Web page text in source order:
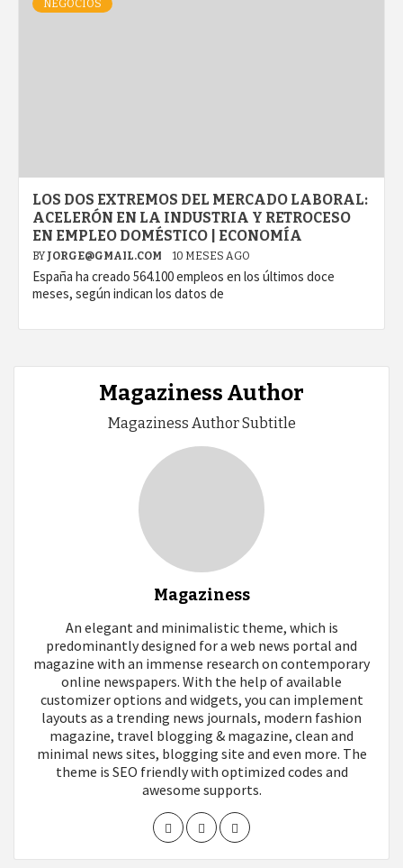
NEGOCIOS
LOS DOS EXTREMOS DEL MERCADO LABORAL:
ACELERÓN EN LA INDUSTRIA Y RETROCESO
EN EMPLEO DOMÉSTICO | ECONOMÍA
BY JORGE@GMAIL.COM 10 MESES AGO
España ha creado 564.100 empleos en los últimos doce
meses, según indican los datos de
Magaziness Author
Magaziness Author Subtitle
Magaziness
An elegant and minimalistic theme, which is
predominantly designed for a web news portal and
magazine with an immense research on contemporary
online newspapers. With the help of available
customizer options and widgets, you can implement
layouts as a trending news journals, modern fashion
magazine, travel blogging & magazine, clean and
minimal news sites, blogging site and even more. The
theme is SEO friendly with optimized codes and
awesome supports.